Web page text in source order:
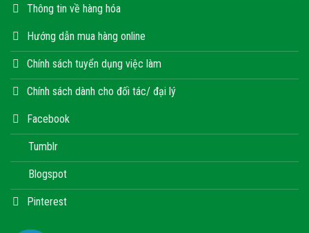
Thông tin về hàng hóa
Hướng dẫn mua hàng online
Chính sách tuyển dụng việc làm
Chính sách dành cho đối tác/ đại lý
Facebook
Tumblr
Blogspot
Pinterest